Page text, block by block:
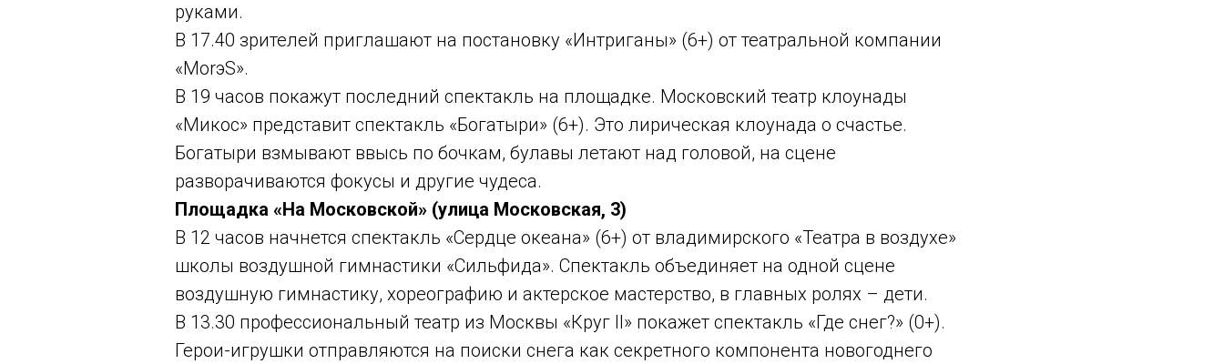
руками.
В 17.40 зрителей приглашают на постановку «Интриганы» (6+) от театральной компании
«МоrэS».
В 19 часов покажут последний спектакль на площадке. Московский театр клоунады
«Микос» представит спектакль «Богатыри» (6+). Это лирическая клоунада о счастье.
Богатыри взмывают ввысь по бочкам, булавы летают над головой, на сцене
разворачиваются фокусы и другие чудеса.
Площадка «На Московской» (улица Московская, 3)
В 12 часов начнется спектакль «Сердце океана» (6+) от владимирского «Театра в воздухе»
школы воздушной гимнастики «Сильфида». Спектакль объединяет на одной сцене
воздушную гимнастику, хореографию и актерское мастерство, в главных ролях – дети.
В 13.30 профессиональный театр из Москвы «Круг II» покажет спектакль «Где снег?» (0+).
Герои-игрушки отправляются на поиски снега как секретного компонента новогоднего